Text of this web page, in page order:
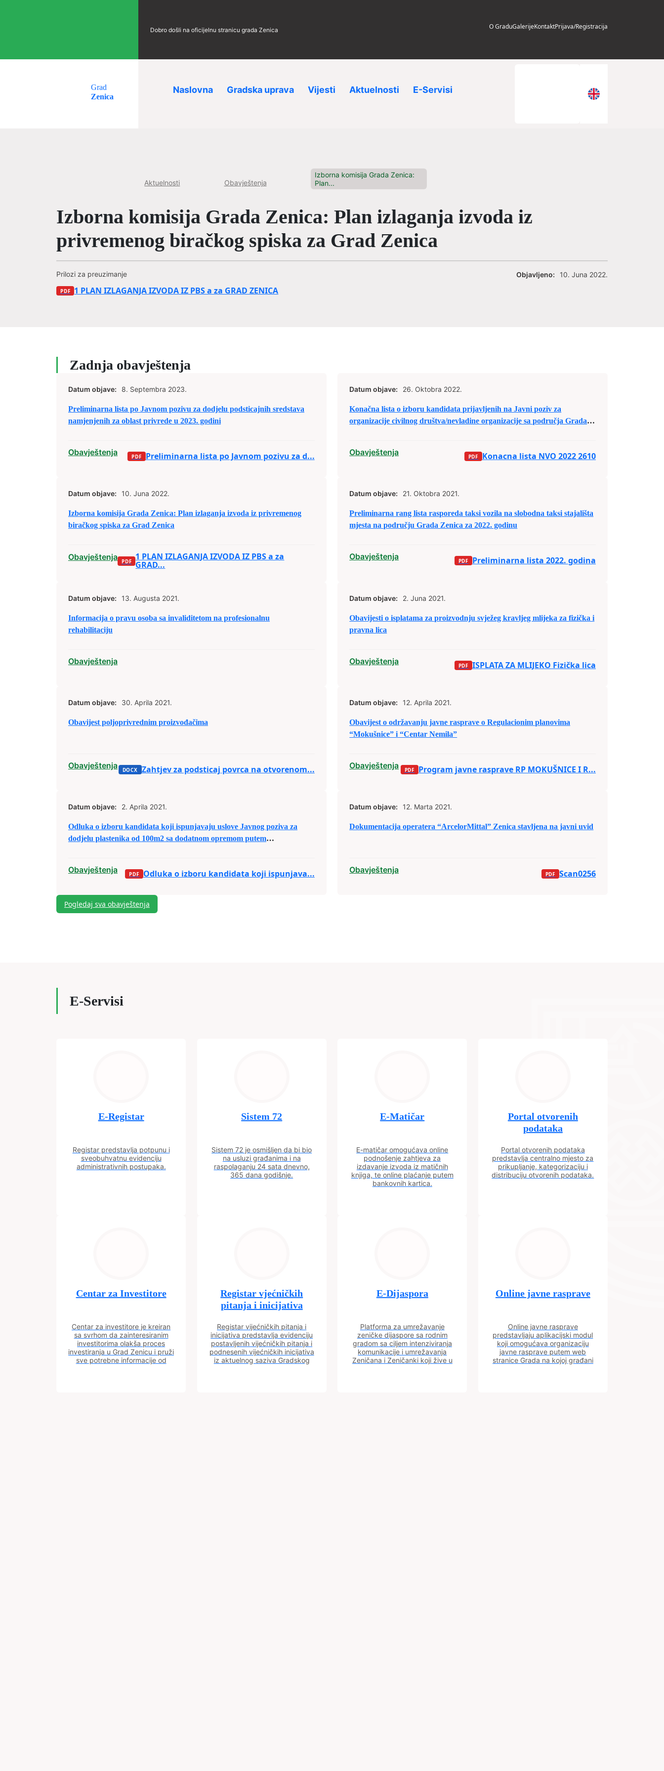
Dobro došli na oficijelnu stranicu grada Zenica O GraduGalerijeKontaktPrijava/Registracija
Grad
Zenica
Naslovna Gradska uprava Vijesti Aktuelnosti E-Servisi
Aktuelnosti Obavještenja
Izborna komisija Grada Zenica:
Plan...
Izborna komisija Grada Zenica: Plan izlaganja izvoda iz
privremenog biračkog spiska za Grad Zenica
Prilozi za preuzimanje
1 PLAN IZLAGANJA IZVODA IZ PBS a za GRAD ZENICA
Objavljeno: 10. Juna 2022.
Zadnja obavještenja
Datum objave: 8. Septembra 2023.
Preliminarna lista po Javnom pozivu za dodjelu podsticajnih sredstava
namjenjenih za oblast privrede u 2023. godini
Obavještenja Preliminarna lista po Javnom pozivu za d...
Datum objave: 26. Oktobra 2022.
Konačna lista o izboru kandidata prijavljenih na Javni poziv za
organizacije civilnog društva/nevladine organizacije sa područja Grada
Obavještenja Konacna lista NVO 2022 2610
Datum objave: 10. Juna 2022.
Izborna komisija Grada Zenica: Plan izlaganja izvoda iz privremenog
biračkog spiska za Grad Zenica
Obavještenja 1 PLAN IZLAGANJA IZVODA IZ PBS a za
GRAD...
Datum objave: 21. Oktobra 2021.
Preliminarna rang lista rasporeda taksi vozila na slobodna taksi stajališta
mjesta na području Grada Zenica za 2022. godinu
Obavještenja Preliminarna lista 2022. godina
Datum objave: 13. Augusta 2021.
Informacija o pravu osoba sa invaliditetom na profesionalnu
rehabilitaciju
Obavještenja
Datum objave: 2. Juna 2021.
Obavijesti o isplatama za proizvodnju svježeg kravljeg mlijeka za fizička i
pravna lica
Obavještenja ISPLATA ZA MLIJEKO Fizička lica
Datum objave: 30. Aprila 2021.
Obavijest poljoprivrednim proizvođačima
Obavještenja Zahtjev za podsticaj povrca na otvorenom...
Datum objave: 12. Aprila 2021.
Obavijest o održavanju javne rasprave o Regulacionim planovima
“Mokušnice” i “Centar Nemila”
Obavještenja Program javne rasprave RP MOKUŠNICE I R...
Datum objave: 2. Aprila 2021.
Odluka o izboru kandidata koji ispunjavaju uslove Javnog poziva za
dodjelu plastenika od 100m2 sa dodatnom opremom putem
Obavještenja Odluka o izboru kandidata koji ispunjava...
Datum objave: 12. Marta 2021.
Dokumentacija operatera “ArcelorMittal” Zenica stavljena na javni uvid
Obavještenja Scan0256
Pogledaj sva obavještenja
E-Servisi
E-Registar
Registar predstavlja potpunu i
sveobuhvatnu evidenciju
administrativnih postupaka.
Sistem 72
Sistem 72 je osmišljen da bi bio
na usluzi građanima i na
raspolaganju 24 sata dnevno,
365 dana godišnje.
E-Matičar
E-matičar omogućava online
podnošenje zahtjeva za
izdavanje izvoda iz matičnih
knjiga, te online plaćanje putem
bankovnih kartica.
Portal otvorenih
podataka
Portal otvorenih podataka
predstavlja centralno mjesto za
prikupljanje, kategorizaciju i
distribuciju otvorenih podataka.
Centar za Investitore
Centar za investitore je kreiran
sa svrhom da zainteresiranim
investitorima olakša proces
investiranja u Grad Zenicu i pruži
sve potrebne informacije od
Registar vjećničkih
pitanja i inicijativa
Registar vijećničkih pitanja i
inicijativa predstavlja evidenciju
postavljenih vijećničkih pitanja i
podnesenih vijećničkih inicijativa
iz aktuelnog saziva Gradskog
E-Dijaspora
Platforma za umrežavanje
zeničke dijaspore sa rodnim
gradom sa ciljem intenziviranja
komunikacije i umrežavanja
Zeničana i Zeničanki koji žive u
Online javne rasprave
Online javne rasprave
predstavljaju aplikacijski modul
koji omogućava organizaciju
javne rasprave putem web
stranice Grada na kojoj građani